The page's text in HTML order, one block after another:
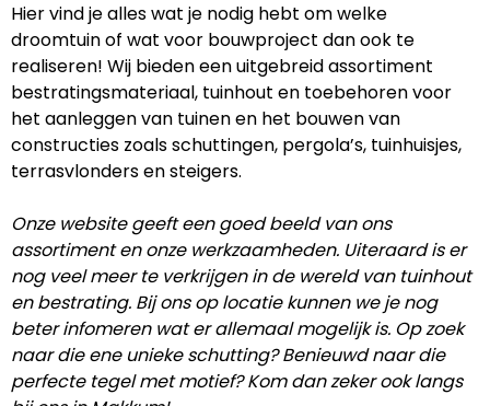
Hier vind je alles wat je nodig hebt om welke
droomtuin of wat voor bouwproject dan ook te
realiseren! Wij bieden een uitgebreid assortiment
bestratingsmateriaal, tuinhout en toebehoren voor
het aanleggen van tuinen en het bouwen van
constructies zoals schuttingen, pergola’s, tuinhuisjes,
terrasvlonders en steigers.
Onze website geeft een goed beeld van ons
assortiment en onze werkzaamheden. Uiteraard is er
nog veel meer te verkrijgen in de wereld van tuinhout
en bestrating. Bij ons op locatie kunnen we je nog
beter infomeren wat er allemaal mogelijk is. Op zoek
naar die ene unieke schutting? Benieuwd naar die
perfecte tegel met motief? Kom dan zeker ook langs